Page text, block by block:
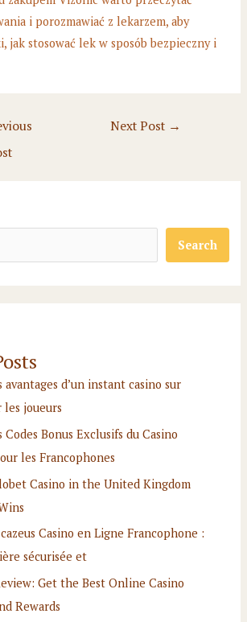
i porozmawiać z lekarzem, aby
jak stosować lek w sposób bezpieczny i
Next Post →
Search
avantages d’un instant casino sur
joueurs
Codes Bonus Exclusifs du Casino
les Francophones
Casino in the United Kingdom
Casino en Ligne Francophone :
sécurisée et
Get the Best Online Casino
Rewards